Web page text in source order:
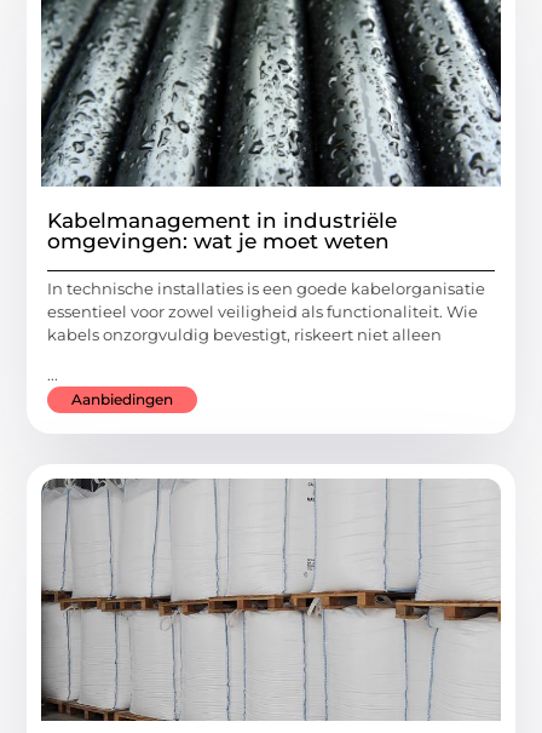
Kabelmanagement in industriële
omgevingen: wat je moet weten
In technische installaties is een goede kabelorganisatie
essentieel voor zowel veiligheid als functionaliteit. Wie
kabels onzorgvuldig bevestigt, riskeert niet alleen
...
Aanbiedingen